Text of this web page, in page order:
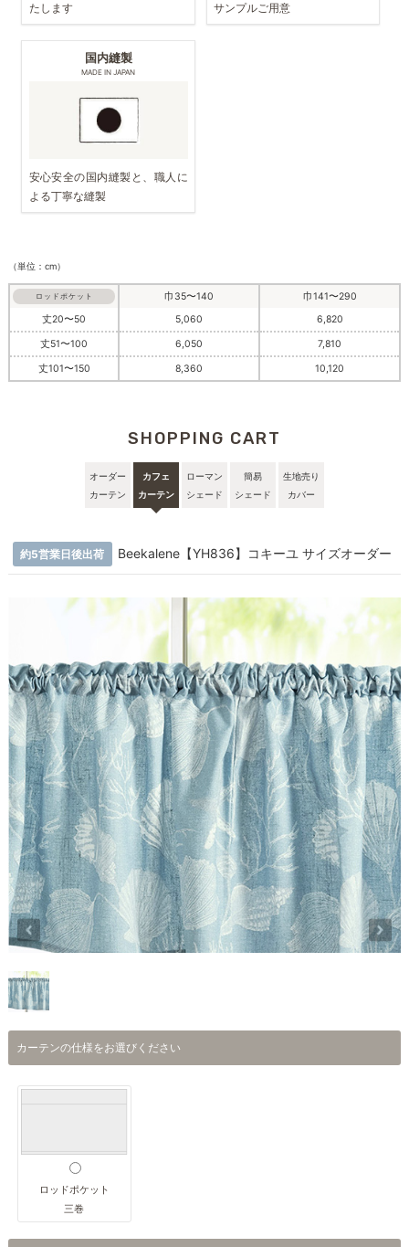
たします
サンプルご用意
国内縫製
MADE IN JAPAN
安心安全の国内縫製と、職人に
よる丁寧な縫製
（単位：cm）
ロッドポケット 巾35〜140
巾141〜290
丈20〜50
5,060 6,820
丈51〜100 6,050 7,810
丈101〜150 8,360 10,120
SHOPPING CART
オーダー
カーテン
カフェ
カーテン
ローマン
シェード
簡易
シェード
生地売り
カバー
約5営業日後出荷 Beekalene【YH836】コキーユ サイズオーダー
カーテンの仕様をお選びください
ロッドポケット
三巻